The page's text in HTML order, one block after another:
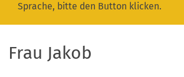
Sprache, bitte den Button klicken.
Frau Jakob